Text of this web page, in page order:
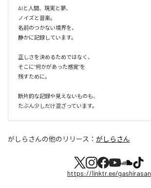
AIと人間、現実と夢、
ノイズと音楽。
名前のつかない境界を、
静かに記録しています。
正しさを決めるためではなく、
そこに“何かがあった感覚”を
残すために。
断片的な記録や見えないものも、
たぶん少しだけ混ざっています。
がしらさんの他のリリース： がしらさん
https://linktr.ee/gashirasan